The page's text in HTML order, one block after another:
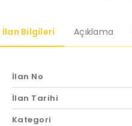
İlan Bilgileri Açıklama
İlan No
İlan Tarihi
Kategori